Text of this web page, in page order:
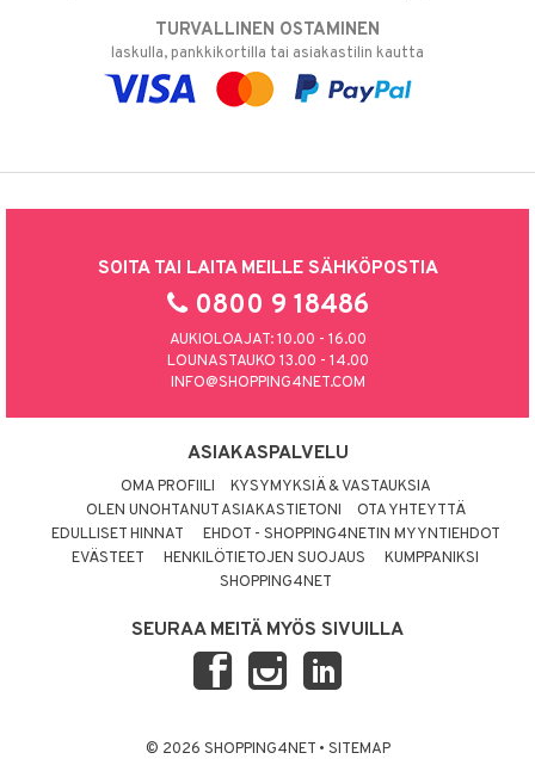
TURVALLINEN OSTAMINEN
laskulla, pankkikortilla tai asiakastilin kautta
SOITA TAI LAITA MEILLE SÄHKÖPOSTIA
0800 9 18486
AUKIOLOAJAT: 10.00 - 16.00
LOUNASTAUKO 13.00 - 14.00
INFO@SHOPPING4NET.COM
ASIAKASPALVELU
OMA PROFIILI
KYSYMYKSIÄ & VASTAUKSIA
OLEN UNOHTANUT ASIAKASTIETONI
OTA YHTEYTTÄ
EDULLISET HINNAT
EHDOT - SHOPPING4NETIN MYYNTIEHDOT
EVÄSTEET
HENKILÖTIETOJEN SUOJAUS
KUMPPANIKSI
SHOPPING4NET
SEURAA MEITÄ MYÖS SIVUILLA
© 2026 SHOPPING4NET • SITEMAP